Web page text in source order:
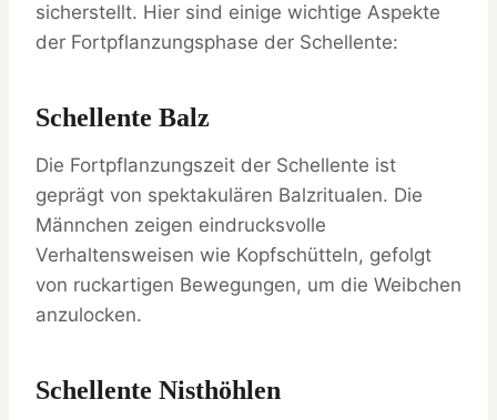
sicherstellt. Hier sind einige wichtige Aspekte
der Fortpflanzungsphase der Schellente:
Schellente Balz
Die Fortpflanzungszeit der Schellente ist
geprägt von spektakulären Balzritualen. Die
Männchen zeigen eindrucksvolle
Verhaltensweisen wie Kopfschütteln, gefolgt
von ruckartigen Bewegungen, um die Weibchen
anzulocken.
Schellente Nisthöhlen